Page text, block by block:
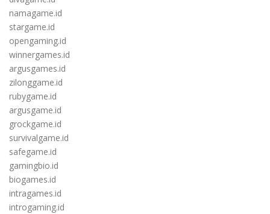
namagame.id
stargame.id
opengaming.id
winnergames.id
argusgames.id
zilonggame.id
rubygame.id
argusgame.id
grockgame.id
survivalgame.id
safegame.id
gamingbio.id
biogames.id
intragames.id
introgaming.id